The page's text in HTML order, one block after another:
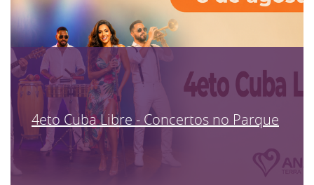
4eto Cuba Libre - Concertos no Parque